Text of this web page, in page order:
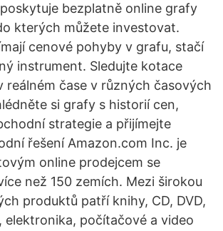
bezplatně online grafy
kterých můžete investovat.
cenové pohyby v grafu, stačí
instrument. Sledujte kotace
reálném čase v různých časových
si grafy s historií cen,
strategie a přijímejte
řešení Amazon.com Inc. je
online prodejcem se
než 150 zemích. Mezi širokou
produktů patří knihy, CD, DVD,
elektronika, počítačové a video